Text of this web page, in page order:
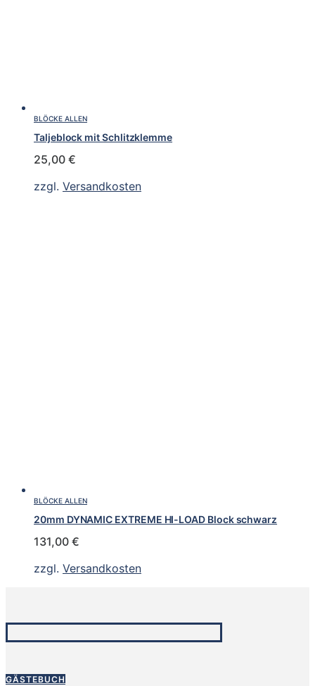
BLÖCKE ALLEN
Taljeblock mit Schlitzklemme
25,00 €
zzgl. Versandkosten
BLÖCKE ALLEN
20mm DYNAMIC EXTREME HI-LOAD Block schwarz
131,00 €
zzgl. Versandkosten
GÄSTEBUCH